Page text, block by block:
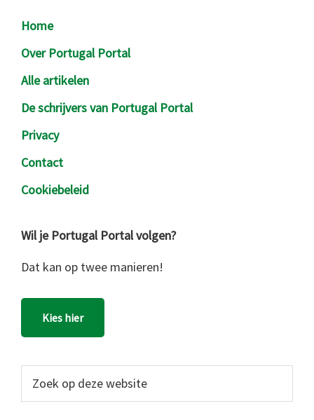
Footer
Home
Over Portugal Portal
Alle artikelen
De schrijvers van Portugal Portal
Privacy
Contact
Cookiebeleid
Wil je Portugal Portal volgen?
Dat kan op twee manieren!
Kies hier